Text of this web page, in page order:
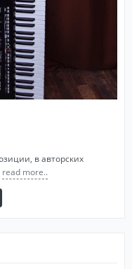
в авторских
read more..